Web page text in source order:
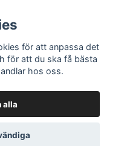
för att anpassa det
för att du ska få bästa
hos oss.
alla